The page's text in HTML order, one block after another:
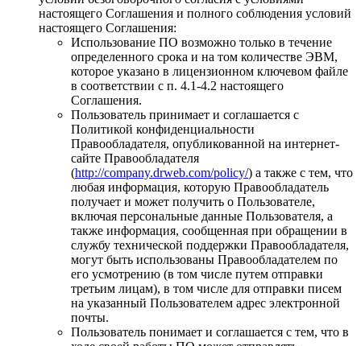
настоящего Соглашения и полного соблюдения условий
настоящего Соглашения:
Использование ПО возможно только в течение
определенного срока и на том количестве ЭВМ,
которое указано в лицензионном ключевом файле
в соответствии с п. 4.1-4.2 настоящего
Соглашения.
Пользователь принимает и соглашается с
Политикой конфиденциальности
Правообладателя, опубликованной на интернет-
сайте Правообладателя
(http://company.drweb.com/policy/) а также с тем, что
любая информация, которую Правообладатель
получает и может получить о Пользователе,
включая персональные данные Пользователя, а
также информация, сообщенная при обращении в
службу технической поддержки Правообладателя,
могут быть использованы Правообладателем по
его усмотрению (в том числе путем отправки
третьим лицам), в том числе для отправки писем
на указанный Пользователем адрес электронной
почты.
Пользователь понимает и соглашается с тем, что в